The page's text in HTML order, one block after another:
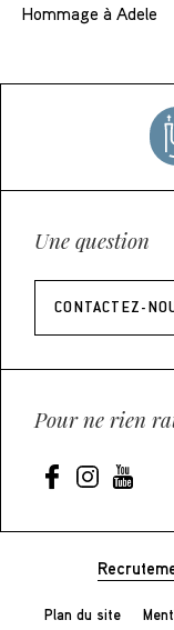
Hommage à Adele
Une question
CONTACTEZ-
Pour ne rien
Plan du site